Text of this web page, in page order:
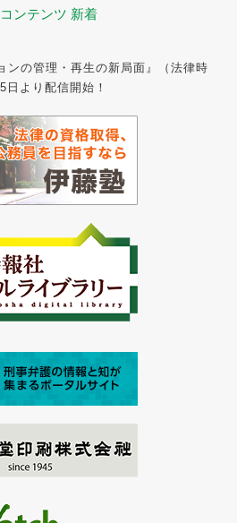
ンテンツ 新着
ンの管理・再生の新局面』（法律時
より配信開始！